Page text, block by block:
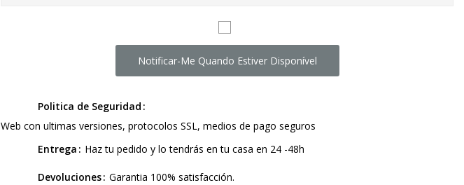
Notificar-Me Quando Estiver Disponível
Politica de Seguridad
Web con ultimas versiones, protocolos SSL, medios de pago seguros
Entrega
Haz tu pedido y lo tendrás en tu casa en 24 -48h
Devoluciones Garantia 100% satisfacción.